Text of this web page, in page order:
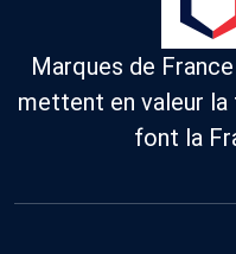
Marques de
mettent en valeur
font la